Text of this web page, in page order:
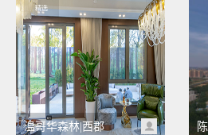
精选
温哥华森林|西郡